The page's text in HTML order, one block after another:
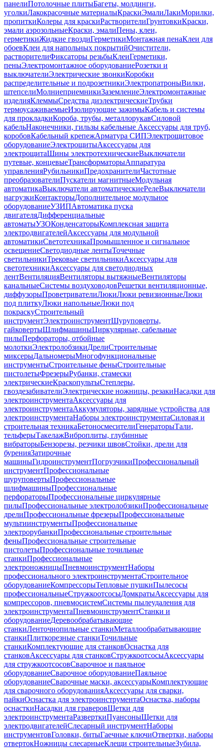
панелиПотолочные плитыБагеты, молдинги,
уголкиЛакокрасочные материалыКраскиЭмалиЛакиМорилки,
пропиткиКолеры для краскиРастворителиГрунтовкиКраски,
эмали аэрозольныеКраски, эмалиПены, клеи,
герметикиЖидкие гвоздиГерметикиМонтажная пенаКлеи для
обоевКлеи для напольных покрытийОчистители,
растворителиФиксаторы резьбыКлеиГерметики,
пеныЭлектромонтажное оборудованиеРозетки и
выключателиЭлектрические звонкиКоробки
распределительные и подрозетникиЭлектропатроныВилки,
штепселиМолниеприемникиЗаземлениеЭлектромонтажные
изделияКлеммыСредства диэлектрическиеТрубки
термоусаживаемыеИзолирующие зажимыКабель и системы
для прокладкиКороба, трубы, металлорукавСиловой
кабельНаконечники, гильзы кабельные Аксессуары для труб,
коробовКабельный крепежАрматура СИПЭлектрощитовое
оборудованиеЭлектрощитыАксессуары для
электрощитаШины электротехническиеВыключатели
путевые, концевыеТрансформаторыАппаратура
управленияРубильникиПредохранителиЧастотные
преобразователиПускатели магнитныеМодульная
автоматикаВыключатели автоматическиеРелеВыключатели
нагрузкиКонтакторыДополнительное модульное
оборудованиеУЗИПАвтоматика пуска
двигателяДифференциальные
автоматыУЗОКонденсаторыКомплексная защита
электродвигателейАксессуары для модульной
автоматикиСветотехникаПромышленное и сигнальное
освещениеСветодиодные лентыТочечные
светильникиТрековые светильникиАксессуары для
светотехникиАксессуары для светодиодных
лентВентиляцияВентиляторы вытяжныеВентиляторы
канальныеСистемы воздуховодовРешетки вентиляционные,
диффузорыПроветривателиЛюкиЛюки ревизионныеЛюки
под плиткуЛюки напольныеЛюки под
покраскуСтроительный
инструментЭлектроинструментШуруповерты,
гайковертыШлифмашиныЦиркулярные, сабельные
пилыПерфораторы, отбойные
молоткиЭлектролобзикиДрелиСтроительные
миксерыДальномерыМногофункциональные
инструментыСтроительные феныСтроительные
пистолетыФрезерыРубанки, стамески
электрическиеКраскопультыСтеплеры,
гвоздезабивателиЭлектрические ножницы, резакиНасадки для
электроинструментаАксессуары для
электроинструментаАккумуляторы, зарядные устройства для
электроинструментаНаборы электроинструментаСиловая и
строительная техникаБетоносмесителиГенераторыТали,
тельферыТакелажВиброплиты, глубинные
вибраторыБензорезы, резчики швовСтойки, дрели для
буренияЗатирочные
машиныГидроинструментПогрузчикиПрофессиональный
инструментПрофессиональные
шуруповертыПрофессиональные
шлифмашиныПрофессиональные
перфораторыПрофессиональные циркулярные
пилыПрофессиональные электролобзикиПрофессиональные
дрелиПрофессиональные фрезерыПрофессиональные
мультиинструментыПрофессиональные
электрорубанкиПрофессиональные строительные
феныПрофессиональные строительные
пистолетыПрофессиональные точильные
станкиПрофессиональные
электроножницыПневмоинструментНаборы
профессионального электроинструментаСтроительное
оборудованиеКомпрессорыТепловые пушкиПылесосы
профессиональныеСтружкоотсосыДомкратыАксессуары для
компрессоров, пневмосистемСистемы пылеудаления для
электроинструментаПневмоинструментСтанки и
оборудованиеДеревообрабатывающие
станкиЛенточнопильные станкиМеталлообрабатывающие
станкиПлиткорезные станкиТочильные
станкиКомплектующие для станковОснастка для
станковАксессуары для станковСтружкоотсосыАксессуары
для стружкоотсосовСварочное и паяльное
оборудованиеСварочное оборудованиеПаяльное
оборудованиеСварочные маски, аксессуарыКомплектующие
для сварочного оборудованияАксессуары для сварки,
пайкиОснастка для электроинструментаОснастка, наборы
оснасткиНасадки для граверовЩетки для
электроинструментаРазверткиПуансоныЩетки для
электродвигателейСлесарный инструментНаборы
инструментовГоловки, битыГаечные ключиОтвертки, наборы
отвертокНожницы слесарныеКлещи строительныеЗубила,